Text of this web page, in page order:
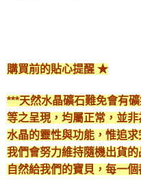
購買前的貼心提醒 ★
***天然水晶礦石難免會有
等之呈現，均屬正常，並
水晶的靈性與功能，惟追
我們會努力維持隨機出貨
自然給我們的寶貝，每一